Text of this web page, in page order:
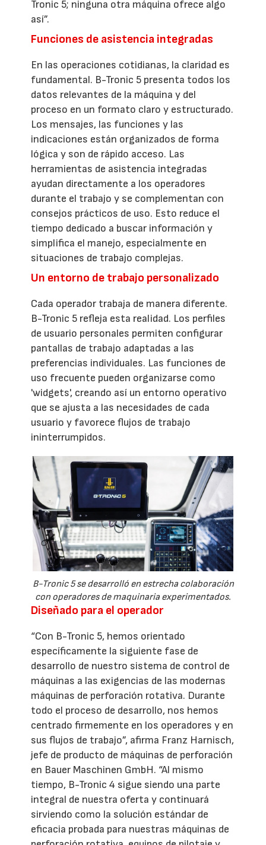
Tronic 5; ninguna otra máquina ofrece algo
así”.
Funciones de asistencia integradas
En las operaciones cotidianas, la claridad es
fundamental. B-Tronic 5 presenta todos los
datos relevantes de la máquina y del
proceso en un formato claro y estructurado.
Los mensajes, las funciones y las
indicaciones están organizados de forma
lógica y son de rápido acceso. Las
herramientas de asistencia integradas
ayudan directamente a los operadores
durante el trabajo y se complementan con
consejos prácticos de uso. Esto reduce el
tiempo dedicado a buscar información y
simplifica el manejo, especialmente en
situaciones de trabajo complejas.
Un entorno de trabajo personalizado
Cada operador trabaja de manera diferente.
B-Tronic 5 refleja esta realidad. Los perfiles
de usuario personales permiten configurar
pantallas de trabajo adaptadas a las
preferencias individuales. Las funciones de
uso frecuente pueden organizarse como
'widgets', creando así un entorno operativo
que se ajusta a las necesidades de cada
usuario y favorece flujos de trabajo
ininterrumpidos.
B-Tronic 5 se desarrolló en estrecha colaboración
con operadores de maquinaria experimentados.
Diseñado para el operador
“Con B-Tronic 5, hemos orientado
específicamente la siguiente fase de
desarrollo de nuestro sistema de control de
máquinas a las exigencias de las modernas
máquinas de perforación rotativa. Durante
todo el proceso de desarrollo, nos hemos
centrado firmemente en los operadores y en
sus flujos de trabajo”, afirma Franz Harnisch,
jefe de producto de máquinas de perforación
en Bauer Maschinen GmbH. “Al mismo
tiempo, B-Tronic 4 sigue siendo una parte
integral de nuestra oferta y continuará
sirviendo como la solución estándar de
eficacia probada para nuestras máquinas de